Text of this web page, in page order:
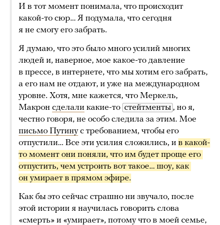
И в тот момент понимала, что происходит
какой-то сюр… Я подумала, что сегодня
я не смогу его забрать.
Я думаю, что это было много усилий многих
людей и, наверное, мое какое-то давление
в прессе, в интернете, что мы хотим его забрать,
а его нам не отдают, и уже на международном
уровне. Хотя, мне кажется, что Меркель,
Макрон сделали какие-то стейтменты , но я,
честно говоря, не особо следила за этим. Мое
письмо Путинус требованием, чтобы его
отпустили… Все эти усилия сложились, и в какой-
то момент они поняли, что им будет проще его
отпустить, чем устроить вот такое… шоу, как
он умирает в прямом эфире.
Как бы это сейчас страшно ни звучало, после
этой истории я научилась говорить слова
«смерть» и «умирает», потому что в моей семье,